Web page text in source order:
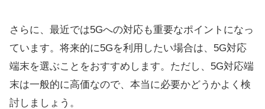
さらに、最近では5Gへの対応も重要なポイントになっ
ています。将来的に5Gを利用したい場合は、5G対応
端末を選ぶことをおすすめします。ただし、5G対応端
末は一般的に高価なので、本当に必要かどうかよく検
討しましょう。